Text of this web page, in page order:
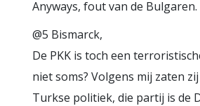
Anyways, fout van de Bulgaren.
@5 Bismarck,
De PKK is toch een
niet soms? Volgens mij zaten
Turkse politiek, die partij is de